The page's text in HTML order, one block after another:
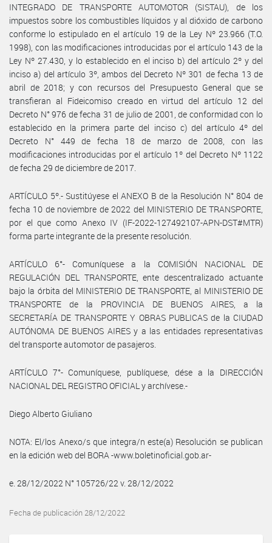
INTEGRADO DE TRANSPORTE AUTOMOTOR (SISTAU), de los
impuestos sobre los combustibles líquidos y al dióxido de carbono
conforme lo estipulado en el artículo 19 de la Ley Nº 23.966 (T.O.
1998), con las modificaciones introducidas por el artículo 143 de la
Ley Nº 27.430, y lo establecido en el inciso b) del artículo 2º y del
inciso a) del artículo 3º, ambos del Decreto Nº 301 de fecha 13 de
abril de 2018; y con recursos del Presupuesto General que se
transfieran al Fideicomiso creado en virtud del artículo 12 del
Decreto N° 976 de fecha 31 de julio de 2001, de conformidad con lo
establecido en la primera parte del inciso c) del artículo 4º del
Decreto N° 449 de fecha 18 de marzo de 2008, con las
modificaciones introducidas por el artículo 1º del Decreto Nº 1122
de fecha 29 de diciembre de 2017.
ARTÍCULO 5º.- Sustitúyese el ANEXO B de la Resolución N° 804 de
fecha 10 de noviembre de 2022 del MINISTERIO DE TRANSPORTE,
por el que como Anexo IV (IF-2022-127492107-APN-DST#MTR)
forma parte integrante de la presente resolución.
ARTÍCULO 6°- Comuníquese a la COMISIÓN NACIONAL DE
REGULACIÓN DEL TRANSPORTE, ente descentralizado actuante
bajo la órbita del MINISTERIO DE TRANSPORTE, al MINISTERIO DE
TRANSPORTE de la PROVINCIA DE BUENOS AIRES, a la
SECRETARÍA DE TRANSPORTE Y OBRAS PUBLICAS de la CIUDAD
AUTÓNOMA DE BUENOS AIRES y a las entidades representativas
del transporte automotor de pasajeros.
ARTÍCULO 7°- Comuníquese, publíquese, dése a la DIRECCIÓN
NACIONAL DEL REGISTRO OFICIAL y archívese.-
Diego Alberto Giuliano
NOTA: El/los Anexo/s que integra/n este(a) Resolución se publican
en la edición web del BORA -www.boletinoficial.gob.ar-
e. 28/12/2022 N° 105726/22 v. 28/12/2022
Fecha de publicación 28/12/2022